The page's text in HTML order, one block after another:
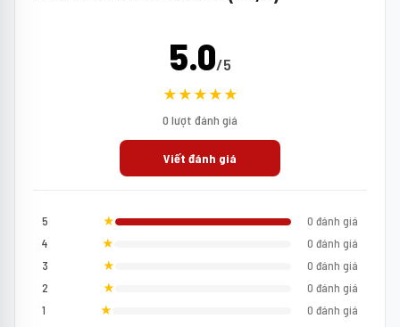
5.0/5
★★★★★
0 lượt đánh giá
Viết đánh giá
5 ★
0 đánh giá
4
★
0 đánh giá
3
★
0 đánh giá
2
★
0 đánh giá
1
★ 0 đánh giá